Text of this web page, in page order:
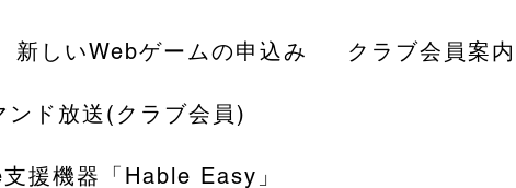
新しいWebゲームの申込み クラブ会員案内
ンド放送(クラブ会員)
援機器「Hable Easy」